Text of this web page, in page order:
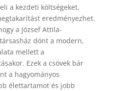
a kezdeti költségeket,
eredményezhet.
a József Attila-
dönt a modern,
mellett a
Ezek a csövek bár
a hagyományos
élettartamot és jobb